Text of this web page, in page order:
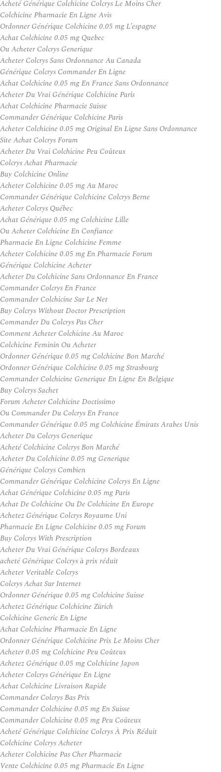
Acheté Générique Colchicine Colcrys Le Moins Cher
Colchicine Pharmacie En Ligne Avis
Ordonner Générique Colchicine 0.05 mg L’espagne
Achat Colchicine 0.05 mg Quebec
Ou Acheter Colcrys Generique
Acheter Colcrys Sans Ordonnance Au Canada
Générique Colcrys Commander En Ligne
Achat Colchicine 0.05 mg En France Sans Ordonnance
Acheter Du Vrai Générique Colchicine Paris
Achat Colchicine Pharmacie Suisse
Commander Générique Colchicine Paris
Acheter Colchicine 0.05 mg Original En Ligne Sans Ordonnance
Site Achat Colcrys Forum
Acheter Du Vrai Colchicine Peu Coûteux
Colcrys Achat Pharmacie
Buy Colchicine Online
Acheter Colchicine 0.05 mg Au Maroc
Commander Générique Colchicine Colcrys Berne
Acheter Colcrys Québec
Achat Générique 0.05 mg Colchicine Lille
Ou Acheter Colchicine En Confiance
Pharmacie En Ligne Colchicine Femme
Acheter Colchicine 0.05 mg En Pharmacie Forum
Générique Colchicine Acheter
Acheter Du Colchicine Sans Ordonnance En France
Commander Colcrys En France
Commander Colchicine Sur Le Net
Buy Colcrys Without Doctor Prescription
Commander Du Colcrys Pas Cher
Comment Acheter Colchicine Au Maroc
Colchicine Feminin Ou Acheter
Ordonner Générique 0.05 mg Colchicine Bon Marché
Ordonner Générique Colchicine 0.05 mg Strasbourg
Commander Colchicine Generique En Ligne En Belgique
Buy Colcrys Sachet
Forum Acheter Colchicine Doctissimo
Ou Commander Du Colcrys En France
Commander Générique 0.05 mg Colchicine Émirats Arabes Unis
Acheter Du Colcrys Generique
Acheté Colchicine Colcrys Bon Marché
Acheter Du Colchicine 0.05 mg Generique
Générique Colcrys Combien
Commander Générique Colchicine Colcrys En Ligne
Achat Générique Colchicine 0.05 mg Paris
Achat De Colchicine Ou De Colchicine En Europe
Achetez Générique Colcrys Royaume Uni
Pharmacie En Ligne Colchicine 0.05 mg Forum
Buy Colcrys With Prescription
Acheter Du Vrai Générique Colcrys Bordeaux
acheté Générique Colcrys à prix réduit
Acheter Veritable Colcrys
Colcrys Achat Sur Internet
Ordonner Générique 0.05 mg Colchicine Suisse
Achetez Générique Colchicine Zürich
Colchicine Generic En Ligne
Achat Colchicine Pharmacie En Ligne
Ordonner Générique Colchicine Prix Le Moins Cher
Acheter 0.05 mg Colchicine Peu Coûteux
Achetez Générique 0.05 mg Colchicine Japon
Acheter Colcrys Générique En Ligne
Achat Colchicine Livraison Rapide
Commander Colcrys Bas Prix
Commander Colchicine 0.05 mg En Suisse
Commander Colchicine 0.05 mg Peu Coûteux
Acheté Générique Colchicine Colcrys À Prix Réduit
Colchicine Colcrys Acheter
Acheter Colchicine Pas Cher Pharmacie
Vente Colchicine 0.05 mg Pharmacie En Ligne